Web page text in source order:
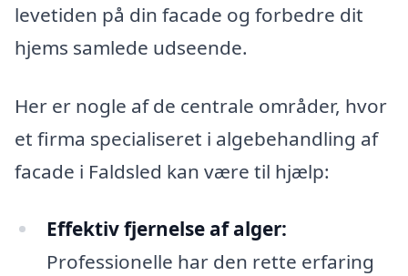
levetiden på din facade og forbedre dit
hjems samlede udseende.
Her er nogle af de centrale områder, hvor
et firma specialiseret i algebehandling af
facade i Faldsled kan være til hjælp:
Effektiv fjernelse af alger:
Professionelle har den rette erfaring